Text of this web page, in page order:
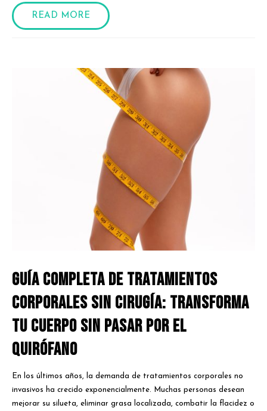
READ MORE
Guía Completa de Tratamientos
Corporales Sin Cirugía: Transforma
Tu Cuerpo sin Pasar por el
Quirófano
En los últimos años, la demanda de tratamientos corporales no
invasivos ha crecido exponencialmente. Muchas personas desean
mejorar su silueta, eliminar grasa localizada, combatir la flacidez o